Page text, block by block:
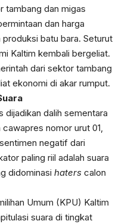
tambang dan migas
dan harga
batu bara. Seturut
Kaltim kembali bergeliat.
dari sektor tambang
ekonomi di akar rumput.
dijadikan dalih sementara
nomor urut 01,
negatif dari
paling riil adalah suara
didominasi haters calon
Umum (KPU) Kaltim
suara di tingkat